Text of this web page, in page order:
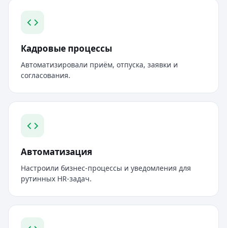
Кадровые процессы
Автоматизировали приём, отпуска, заявки и
согласования.
Автоматизация
Настроили бизнес-процессы и уведомления для
рутинных HR-задач.